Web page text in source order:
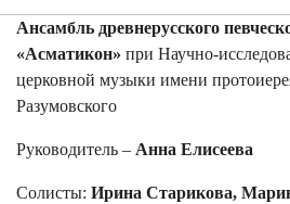
Ансамбль древнерусского
«Асматикон» при Научно-
церковной музыки имени
Разумовского
Руководитель – Анна Елисеева
Солисты: Ирина Старикова,